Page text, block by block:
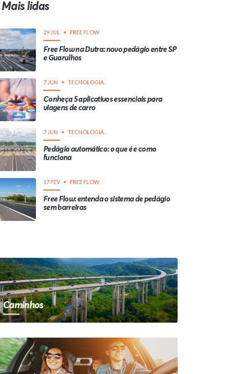
Mais lidas
29 JUL FREE FLOW
Free Flow na Dutra: novo pedágio entre SP
e Guarulhos
7 JUN TECNOLOGIA
Conheça 5 aplicativos essenciais para
viagens de carro
7 JUN TECNOLOGIA
Pedágio automático: o que é e como
funciona
17 FEV FREE FLOW
Free Flow: entenda o sistema de pedágio
sem barreiras
Caminhos